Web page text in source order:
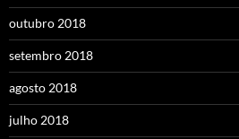
outubro 2018
setembro 2018
agosto 2018
julho 2018